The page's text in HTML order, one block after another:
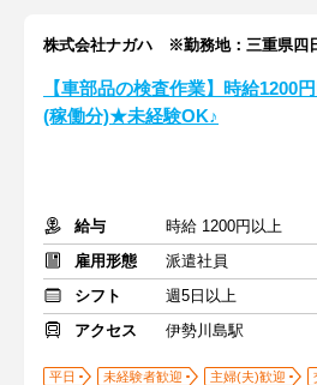
株式会社ナガハ ※勤務地：三重県四
【車部品の検査作業】時給1200
(稼働分)★未経験OK♪
給与
時給 1200円以上
雇用形態
派遣社員
シフト
週5日以上
アクセス
伊勢川島駅
平日 未経験者歓迎 主婦(夫)歓迎